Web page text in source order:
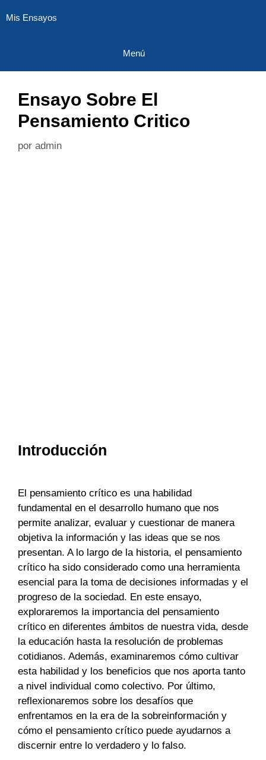
alMis Ensayos
Menú
Ensayo Sobre El
Pensamiento Critico
por admin
Introducción
El pensamiento crítico es una habilidad
fundamental en el desarrollo humano que nos
permite analizar, evaluar y cuestionar de manera
objetiva la información y las ideas que se nos
presentan. A lo largo de la historia, el pensamiento
crítico ha sido considerado como una herramienta
esencial para la toma de decisiones informadas y el
progreso de la sociedad. En este ensayo,
exploraremos la importancia del pensamiento
crítico en diferentes ámbitos de nuestra vida, desde
la educación hasta la resolución de problemas
cotidianos. Además, examinaremos cómo cultivar
esta habilidad y los beneficios que nos aporta tanto
a nivel individual como colectivo. Por último,
reflexionaremos sobre los desafíos que
enfrentamos en la era de la sobreinformación y
cómo el pensamiento crítico puede ayudarnos a
discernir entre lo verdadero y lo falso.